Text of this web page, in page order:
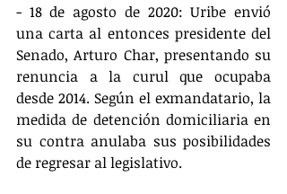
- 18 de agosto de 2020: Uribe envió
una carta al entonces presidente del
Senado, Arturo Char, presentando su
renuncia a la curul que ocupaba
desde 2014. Según el exmandatario, la
medida de detención domiciliaria en
su contra anulaba sus posibilidades
de regresar al legislativo.